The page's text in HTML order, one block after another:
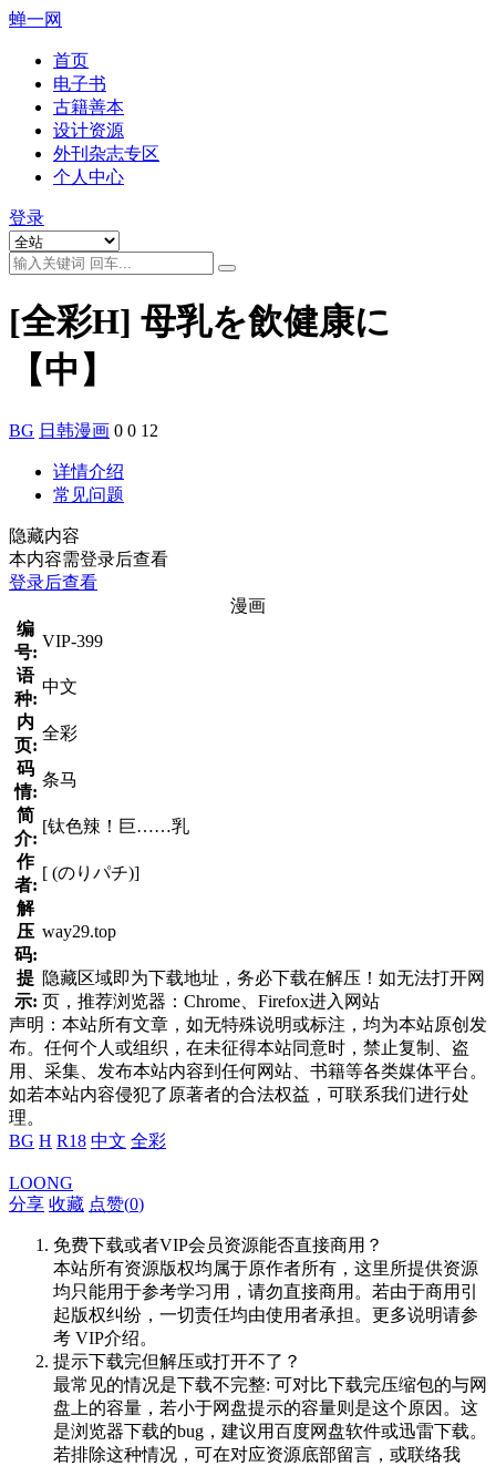
蝉一网
首页
电子书
古籍善本
设计资源
外刊杂志专区
个人中心
登录
[全彩H] 母乳を飲健康に
【中】
BG 日韩漫画 0 0 12
详情介绍
常见问题
隐藏内容
本内容需登录后查看
登录后查看
漫画
编
号:
VIP-399
语
种:
中文
内
页:
全彩
码
情:
条马
简
介:
[钛色辣！巨……乳
作
者:
[ (のりパチ)]
解
压
码:
way29.top
提
示:
隐藏区域即为下载地址，务必下载在解压！如无法打开网
页，推荐浏览器：Chrome、Firefox进入网站
声明：本站所有文章，如无特殊说明或标注，均为本站原创发
布。任何个人或组织，在未征得本站同意时，禁止复制、盗
用、采集、发布本站内容到任何网站、书籍等各类媒体平台。
如若本站内容侵犯了原著者的合法权益，可联系我们进行处
理。
BG H R18 中文 全彩
LOONG
分享 收藏 点赞(0)
免费下载或者VIP会员资源能否直接商用？
本站所有资源版权均属于原作者所有，这里所提供资源
均只能用于参考学习用，请勿直接商用。若由于商用引
起版权纠纷，一切责任均由使用者承担。更多说明请参
考 VIP介绍。
提示下载完但解压或打开不了？
最常见的情况是下载不完整: 可对比下载完压缩包的与网
盘上的容量，若小于网盘提示的容量则是这个原因。这
是浏览器下载的bug，建议用百度网盘软件或迅雷下载。
若排除这种情况，可在对应资源底部留言，或联络我